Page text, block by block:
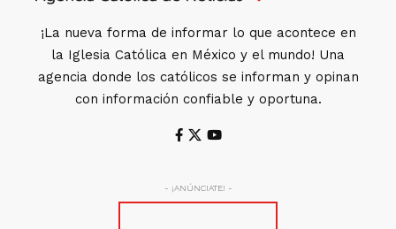
¡La nueva forma de informar lo que acontece en
la Iglesia Católica en México y el mundo! Una
agencia donde los católicos se informan y opinan
con información confiable y oportuna.
- ¡ANÚNCIATE! -